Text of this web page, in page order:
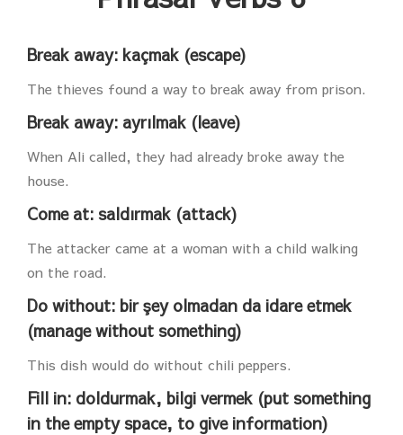
Break away: kaçmak (escape)
The thieves found a way to break away from prison.
Break away: ayrılmak (leave)
When Ali called, they had already broke away the
house.
Come at: saldırmak (attack)
The attacker came at a woman with a child walking
on the road.
Do without: bir şey olmadan da idare etmek
(manage without something)
This dish would do without chili peppers.
Fill in: doldurmak, bilgi vermek (put something
in the empty space, to give information)